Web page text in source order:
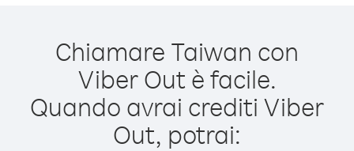
Chiamare Taiwan con
Viber Out è facile.
Quando avrai crediti Viber
Out, potrai: